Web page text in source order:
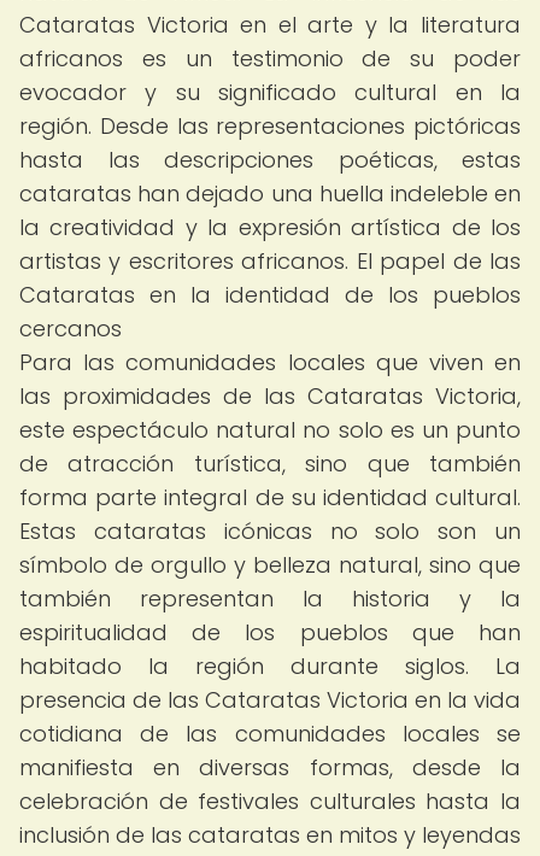
Cataratas Victoria en el arte y la literatura
africanos es un testimonio de su poder
evocador y su significado cultural en la
región. Desde las representaciones pictóricas
hasta las descripciones poéticas, estas
cataratas han dejado una huella indeleble en
la creatividad y la expresión artística de los
artistas y escritores africanos. El papel de las
Cataratas en la identidad de los pueblos
cercanos
Para las comunidades locales que viven en
las proximidades de las Cataratas Victoria,
este espectáculo natural no solo es un punto
de atracción turística, sino que también
forma parte integral de su identidad cultural.
Estas cataratas icónicas no solo son un
símbolo de orgullo y belleza natural, sino que
también representan la historia y la
espiritualidad de los pueblos que han
habitado la región durante siglos. La
presencia de las Cataratas Victoria en la vida
cotidiana de las comunidades locales se
manifiesta en diversas formas, desde la
celebración de festivales culturales hasta la
inclusión de las cataratas en mitos y leyendas